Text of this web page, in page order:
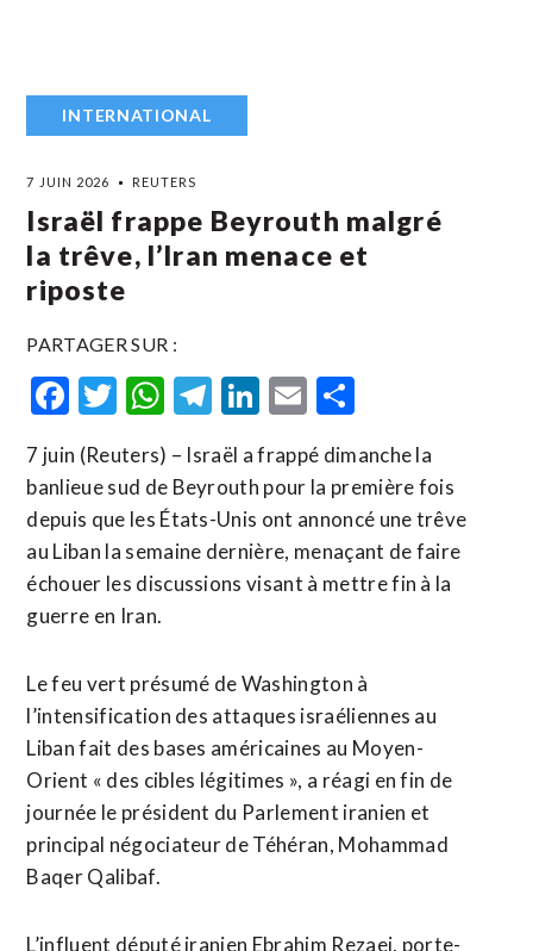
INTERNATIONAL
7 JUIN 2026 REUTERS
Israël frappe Beyrouth malgré
la trêve, l’Iran menace et
riposte
PARTAGER SUR :
Facebook
Twitter
WhatsApp
Telegram
LinkedIn
Email
7 juin (Reuters) – Israël a frappé dimanche la
banlieue sud de Beyrouth pour la première fois
depuis que les États-Unis ont annoncé une trêve
au Liban la semaine dernière, menaçant de faire
échouer les discussions visant à mettre fin à la
guerre en Iran.
Le feu vert présumé de Washington à
l’intensification des attaques israéliennes au
Liban fait des bases américaines au Moyen-
Orient « des cibles légitimes », a réagi en fin de
journée le président du Parlement iranien et
principal négociateur de Téhéran, Mohammad
Baqer Qalibaf.
L’influent député iranien Ebrahim Rezaei, porte-